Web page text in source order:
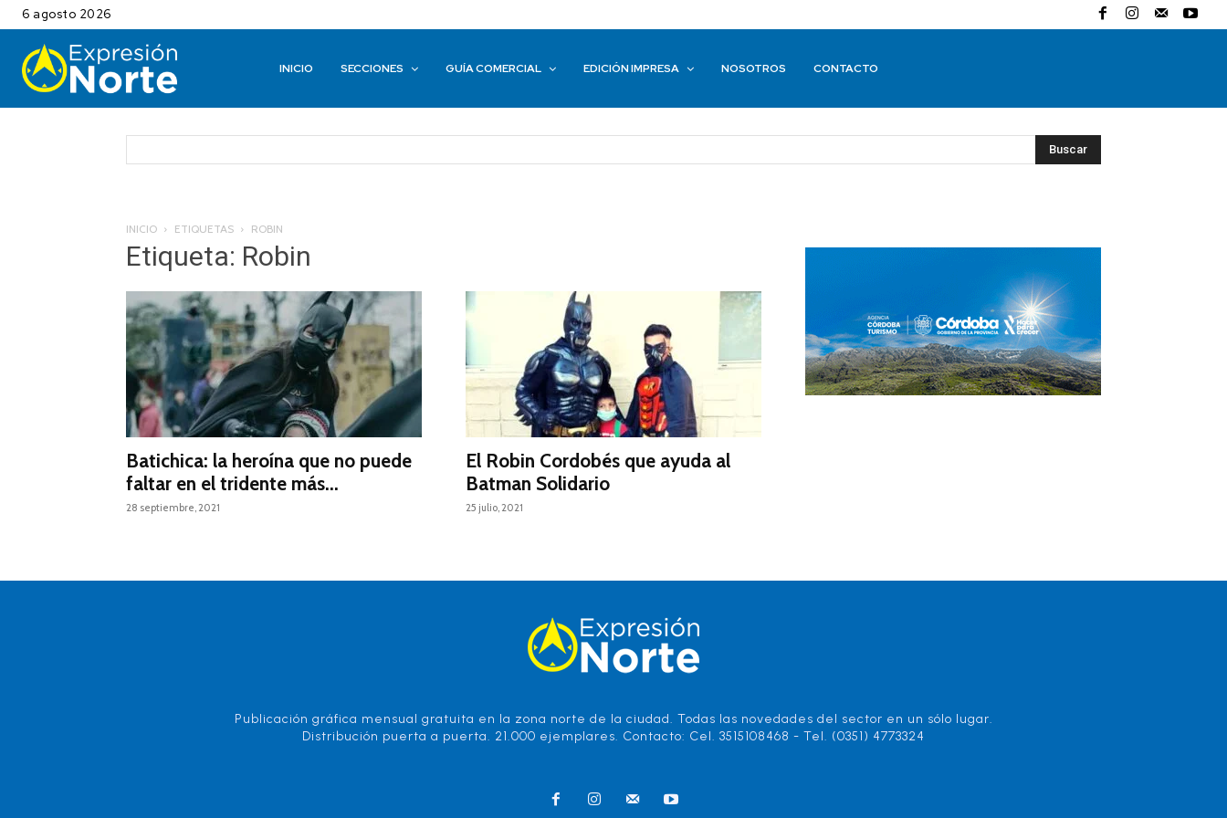
6 agosto 2026
INICIO SECCIONES GUÍA COMERCIAL EDICIÓN IMPRESA NOSOTROS CONTACTO
Buscar
INICIO ETIQUETAS ROBIN
Etiqueta: Robin
Batichica: la heroína que no puede
faltar en el tridente más...
28 septiembre, 2021
El Robin Cordobés que ayuda al
Batman Solidario
25 julio, 2021
Publicación gráfica mensual gratuita en la zona norte de la ciudad. Todas las novedades del sector en un sólo lugar.
Distribución puerta a puerta. 21.000 ejemplares. Contacto: Cel. 3515108468 - Tel. (0351) 4773324